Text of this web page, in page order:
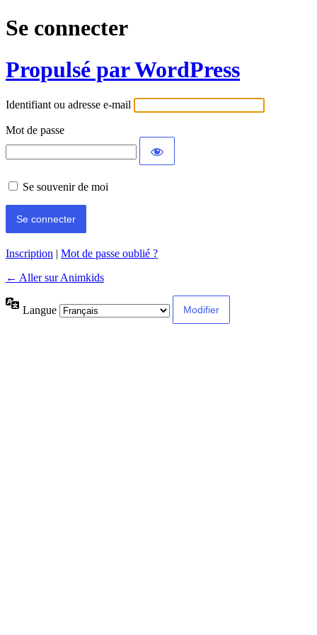
Se connecter
Propulsé par WordPress
Identifiant ou adresse e-mail
Mot de passe
Se souvenir de moi
Inscription | Mot de passe oublié ?
← Aller sur Animkids
Langue